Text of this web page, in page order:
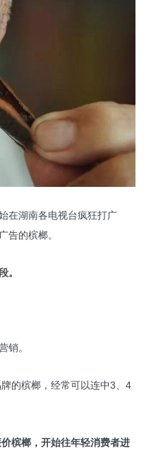
在湖南各电视台疯狂打广
告的槟榔。
。
销。
的槟榔，经常可以连中3、4
槟榔，开始往年轻消费者进